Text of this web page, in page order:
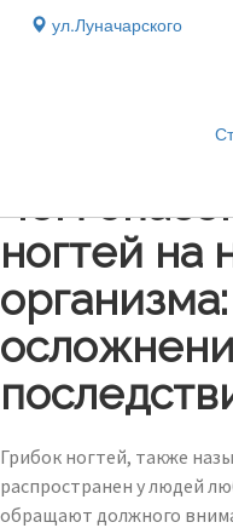
ул.Луначарского
Чем
ногтей на
Грибок ногтей, также
распространен у людей
обращают должного